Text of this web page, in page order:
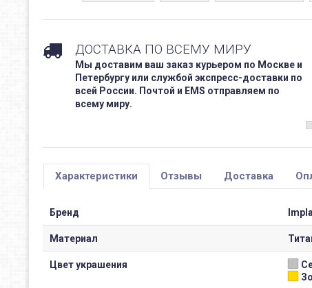
ДОСТАВКА ПО ВСЕМУ МИРУ
Мы доставим ваш заказ курьером по Москве и
Петербургу или службой экспресс-доставки по
всей России. Почтой и EMS отправляем по
всему миру.
Характеристики Отзывы Доставка
Бренд
Материал
Цвет украшения